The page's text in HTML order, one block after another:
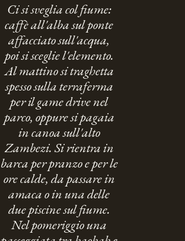
Ci si sveglia col fiume:
caffè all'alba sul ponte
affacciato sull'acqua,
poi si sceglie l'elemento.
Al mattino si traghetta
spesso sulla terraferma
per il game drive nel
parco, oppure si pagaia
in canoa sull'alto
Zambezi. Si rientra in
barca per pranzo e per le
ore calde, da passare in
amaca o in una delle
due piscine sul fiume.
Nel pomeriggio una